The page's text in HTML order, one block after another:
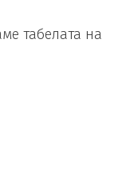
табелата на